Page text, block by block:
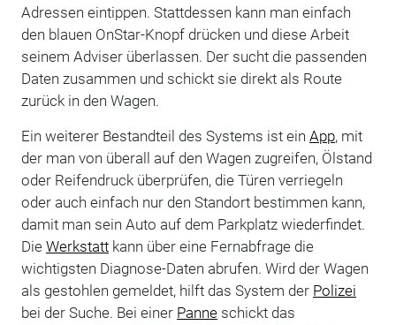
Adressen eintippen. Stattdessen kann man einfach
den blauen OnStar-Knopf drücken und diese Arbeit
seinem Adviser überlassen. Der sucht die passenden
Daten zusammen und schickt sie direkt als Route
zurück in den Wagen.
Ein weiterer Bestandteil des Systems ist ein App, mit
der man von überall auf den Wagen zugreifen, Ölstand
oder Reifendruck überprüfen, die Türen verriegeln
oder auch einfach nur den Standort bestimmen kann,
damit man sein Auto auf dem Parkplatz wiederfindet.
Die Werkstattkann über eine Fernabfrage die
wichtigsten Diagnose-Daten abrufen. Wird der Wagen
als gestohlen gemeldet, hilft das System der Polizei
bei der Suche. Bei einer Panneschickt das